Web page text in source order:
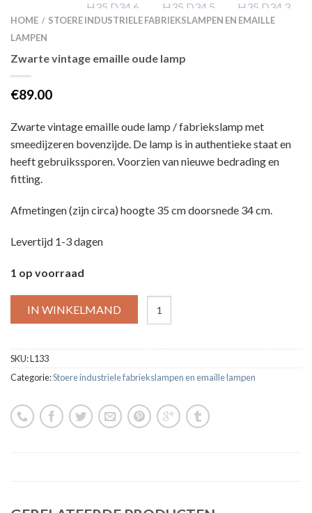
HOME / STOERE INDUSTRIELE FABRIEKSLAMPEN EN EMAILLE
LAMPEN
Zwarte vintage emaille oude lamp
€89.00
Zwarte vintage emaille oude lamp / fabriekslamp met
smeedijzeren bovenzijde. De lamp is in authentieke staat en
heeft gebruikssporen. Voorzien van nieuwe bedrading en
fitting.
Afmetingen (zijn circa) hoogte 35 cm doorsnede 34 cm.
Levertijd 1-3 dagen
1 op voorraad
IN WINKELMAND
SKU:L133
Categorie:Stoere industriele fabriekslampen en emaille lampen